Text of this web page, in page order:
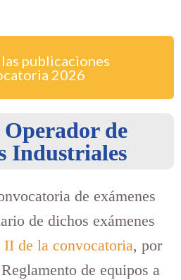
publicaciones
2026
de
Industriales
de exámenes
de dichos exámenes
de la convocatoria, por
de equipos a